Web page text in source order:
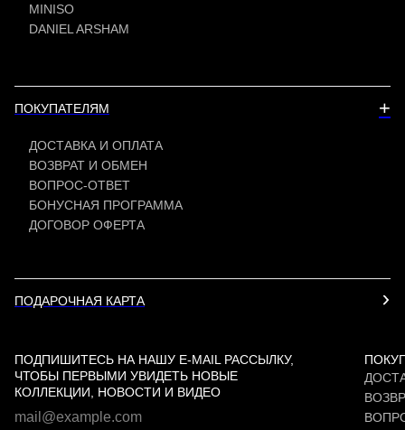
MINISO
DANIEL ARSHAM
ПОКУПАТЕЛЯМ +
ДОСТАВКА И ОПЛАТА
ВОЗВРАТ И ОБМЕН
ВОПРОС-ОТВЕТ
БОНУСНАЯ ПРОГРАММА
ДОГОВОР ОФЕРТА
ПОДАРОЧНАЯ КАРТА
ПОДПИШИТЕСЬ НА НАШУ E-MAIL РАССЫЛКУ,
ЧТОБЫ ПЕРВЫМИ УВИДЕТЬ НОВЫЕ
КОЛЛЕКЦИИ, НОВОСТИ И ВИДЕО